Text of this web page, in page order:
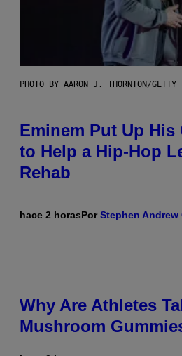
PHOTO BY AARON J. THORNTON/GETTY
Eminem Put Up His
to Help a Hip-Hop
Rehab
hace 2 horasPorStephen Andrew
Why Are Athletes
Mushroom